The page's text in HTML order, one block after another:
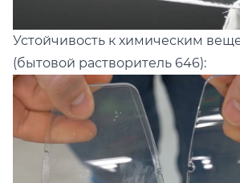
Устойчивость к химическим
(бытовой растворитель 646):